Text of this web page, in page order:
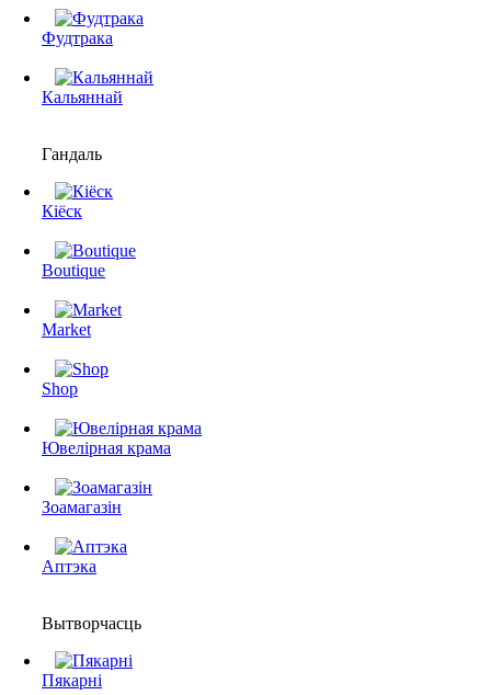
Фудтрака
Кальяннай
Гандаль
Кіёск
Boutique
Market
Shop
Ювелірная крама
Зоамагазін
Аптэка
Вытворчасць
Пякарні